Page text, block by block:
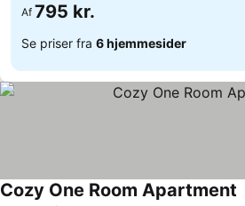
Af 795 kr.
Se priser fra 6 hjemmesider
Cozy One Room Apartment